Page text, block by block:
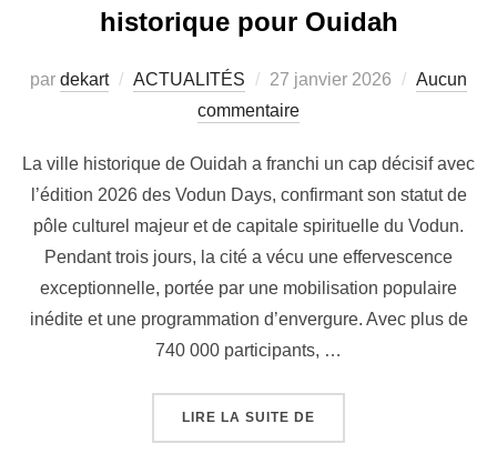
historique pour Ouidah
par dekart ACTUALITÉS 27 janvier 2026
Aucun
commentaire
La ville historique de Ouidah a franchi un cap décisif avec
l’édition 2026 des Vodun Days, confirmant son statut de
pôle culturel majeur et de capitale spirituelle du Vodun.
Pendant trois jours, la cité a vécu une effervescence
exceptionnelle, portée par une mobilisation populaire
inédite et une programmation d’envergure. Avec plus de
740 000 participants, …
LIRE LA SUITE DE